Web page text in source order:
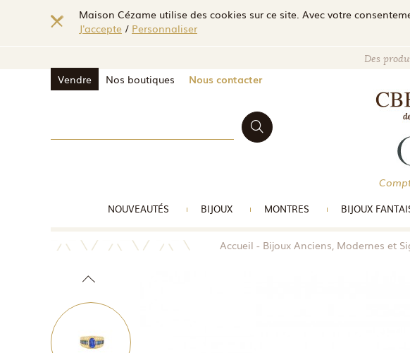
Maison Cézame utilise des cookies sur ce site. Avec votre
J'accepte / Personnaliser
Vendre Nos boutiques Nous contacter
Des
NOUVEAUTÉS BIJOUX MONTRES BIJOUX
Accueil Bijoux Anciens, Modernes et